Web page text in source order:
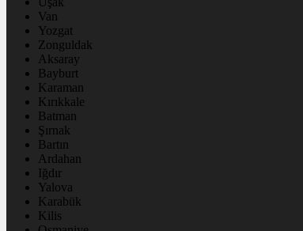
Van
Yozgat
Zonguldak
Aksaray
Bayburt
Karaman
Kırıkkale
Batman
Şırnak
Bartın
Ardahan
Iğdır
Yalova
Karabük
Kilis